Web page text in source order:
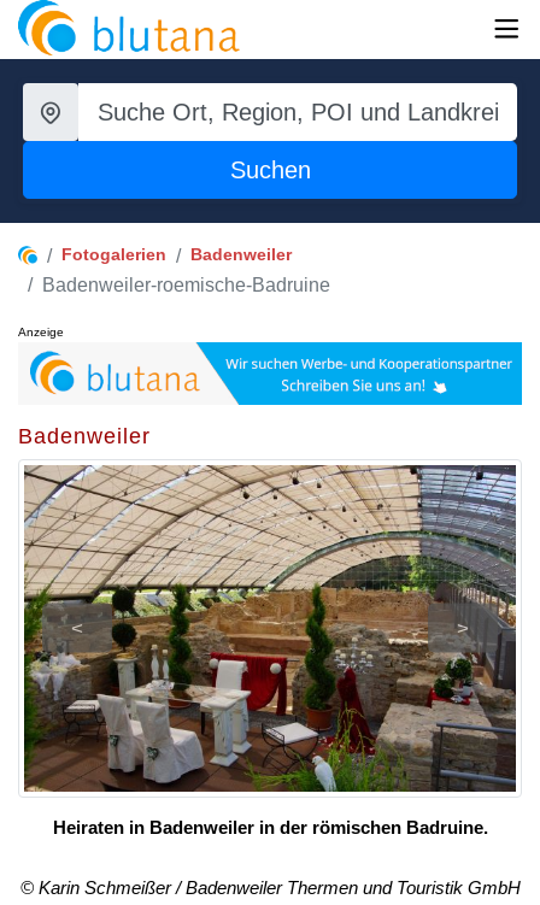
Suchen
Fotogalerien Badenweiler
Badenweiler-roemische-Badruine
Anzeige
Badenweiler
< >
Heiraten in Badenweiler in der römischen Badruine.
© Karin Schmeißer / Badenweiler Thermen und Touristik GmbH